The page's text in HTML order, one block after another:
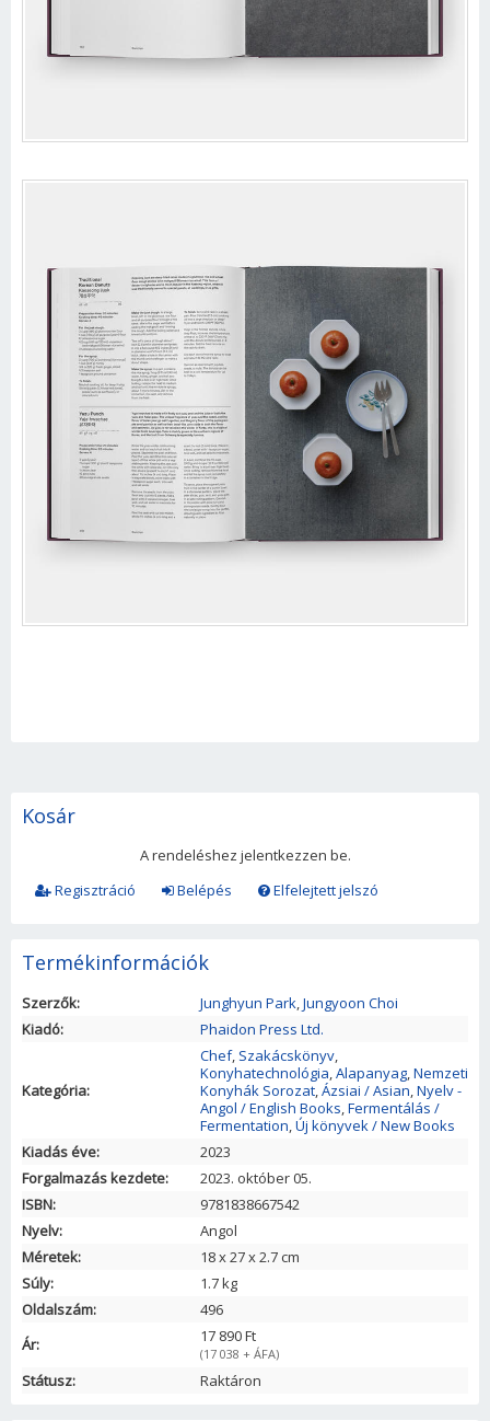
Kosár
A rendeléshez jelentkezzen be.
Regisztráció
Belépés Elfelejtett jelszó
Termékinformációk
Szerzők: Junghyun Park,Jungyoon Choi
Kiadó:
Phaidon Press Ltd.
Kategória:
Chef, Szakácskönyv,
Konyhatechnológia,Alapanyag,Nemzeti
Konyhák Sorozat,Ázsiai / Asian,Nyelv -
Angol / English Books,Fermentálás /
Fermentation,Új könyvek / New Books
Kiadás éve:
2023
Forgalmazás kezdete:
2023. október 05.
ISBN:
9781838667542
Nyelv:
Angol
Méretek:
18x27x2.7cm
Súly:
1.7 kg
Oldalszám:
496
Ár:
17 890 Ft
(17 038 + ÁFA)
Státusz: Raktáron